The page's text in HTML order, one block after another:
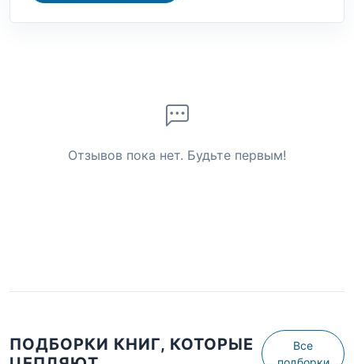
Отзывов пока нет. Будьте первым!
ПОДБОРКИ КНИГ, КОТОРЫЕ
Все